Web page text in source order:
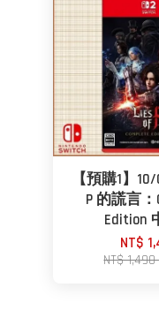
【預購1】
P 的謊言
Edition
NT$
NT$ 1,490